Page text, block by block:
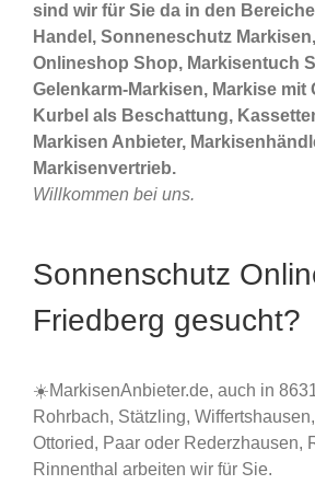
sind wir für Sie da in den
Handel, Sonneneschutz
Onlineshop Shop, Markisentuch
Gelenkarm-Markisen, Markise mit
Kurbel als Beschattung,
Markisen Anbieter,
Markisenvertrieb.
Willkommen bei uns.
Sonnenschutz
Friedberg gesucht?
☀️MarkisenAnbieter.de, auch in
Rohrbach, Stätzling,
Ottoried, Paar oder Rederzhausen,
Rinnenthal arbeiten wir für Sie.